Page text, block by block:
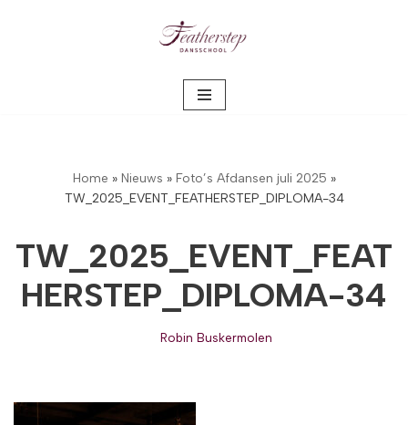
Home » Nieuws » Foto’s Afdansen juli 2025 »
TW_2025_EVENT_FEATHERSTEP_DIPLOMA-34
TW_2025_EVENT_FEAT
HERSTEP_DIPLOMA-34
Robin Buskermolen